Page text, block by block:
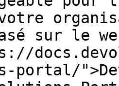
sur le
portal/